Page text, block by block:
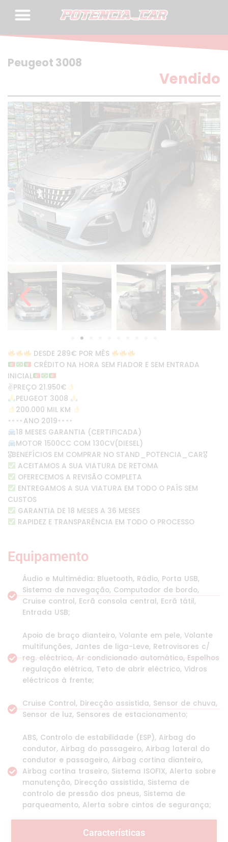
Peugeot 3008
Vendido
DESDE 289€ POR MÊS
CRÉDITO NA HORA SEM FIADOR E SEM ENTRADA
INICIAL
✌PREÇO 21.950€
PEUGEOT 3008
200.000 MIL KM
ANO 2019
18 MESES GARANTIA (CERTIFICADA)
MOTOR 1500CC COM 130CV(DIESEL)
🎖BENEFÍCIOS EM COMPRAR NO STAND_POTENCIA_CAR🎖
ACEITAMOS A SUA VIATURA DE RETOMA
OFERECEMOS A REVISÃO COMPLETA
ENTREGAMOS A SUA VIATURA EM TODO O PAÍS SEM
CUSTOS
GARANTIA DE 18 MESES A 36 MESES
RAPIDEZ E TRANSPARÊNCIA EM TODO O PROCESSO
Equipamento
Áudio e Multimédia: Bluetooth, Rádio, Porta USB,
Sistema de navegação, Computador de bordo,
Cruise control, Ecrã consola central, Ecrã tátil,
Entrada USB;
Apoio de braço dianteiro, Volante em pele, Volante
multifunções, Jantes de liga-Leve, Retrovisores c/
reg. eléctrica, Ar condicionado automático, Espelhos
regulação elétrica, Teto de abrir eléctrico, Vidros
eléctricos à frente;
Cruise Control, Direcção assistida, Sensor de chuva,
Sensor de luz, Sensores de estacionamento;
ABS, Controlo de estabilidade (ESP), Airbag do
condutor, Airbag do passageiro, Airbag lateral do
condutor e passageiro, Airbag cortina dianteiro,
Airbag cortina traseiro, Sistema ISOFIX, Alerta sobre
manutenção, Direcção assistida, Sistema de
controlo de pressão dos pneus, Sistema de
parqueamento, Alerta sobre cintos de segurança;
Características